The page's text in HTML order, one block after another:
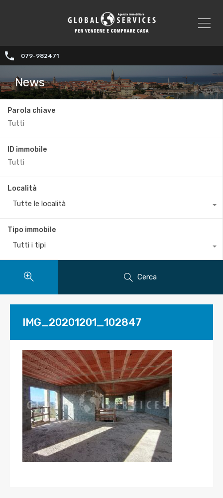
079-982471
News
Parola chiave
ID immobile
Località
Tutte le località
Tipo immobile
Tutti i tipi
Cerca
IMG_20201201_102847